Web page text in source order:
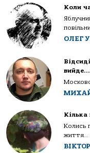
Коли
ОЛЕГ
вийде…
Колись
життя...